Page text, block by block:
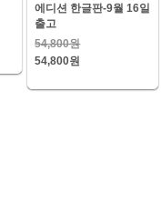
에디션 한글판-9월 16일
출고
54,800원
54,800원